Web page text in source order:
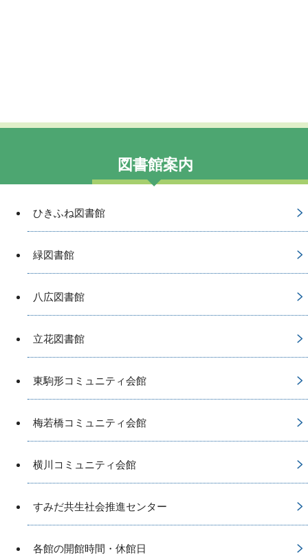
図書館案内
ひきふね図書館
緑図書館
八広図書館
立花図書館
東駒形コミュニティ会館
梅若橋コミュニティ会館
横川コミュニティ会館
すみだ共生社会推進センター
各館の開館時間・休館日